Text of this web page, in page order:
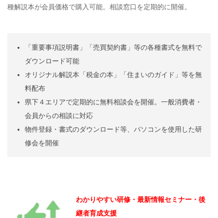
種解説本が会員価格で購入可能。相談窓口を定期的に開催。
「重要事項説明書」「売買契約書」等の各種書式を無料で
ダウンロード可能
オリジナル解説本「税金の本」「住まいのガイド」等を無
料配布
県下４エリアで定期的に無料相談会を開催。一般消費者・
会員からの相談に対応
物件登録・書式のダウンロード等、パソコンを使用した研
修会を開催
わかりやすい研修・最新情報セミナー・後
継者育成支援